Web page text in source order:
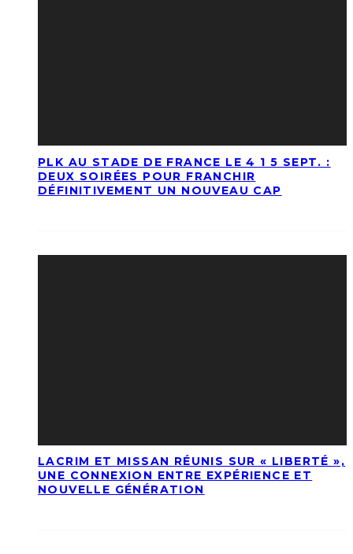
PLK AU STADE DE FRANCE LE 4 1 5 SEPT. :
DEUX SOIRÉES POUR FRANCHIR
DÉFINITIVEMENT UN NOUVEAU CAP
LACRIM ET MISSAN RÉUNIS SUR « LIBERTÉ »,
UNE CONNEXION ENTRE EXPÉRIENCE ET
NOUVELLE GÉNÉRATION